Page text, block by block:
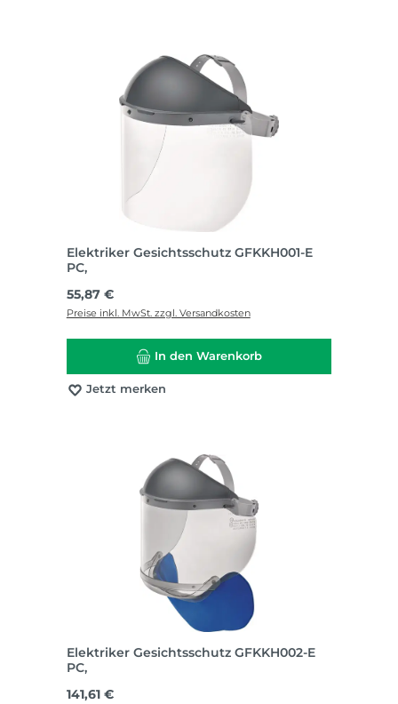
Elektriker Gesichtsschutz GFKKH001-E
PC,
Regulärer Preis:
55,87 €
Preise inkl. MwSt. zzgl. Versandkosten
In den Warenkorb
Jetzt merken
Elektriker Gesichtsschutz GFKKH002-E
PC,
Regulärer Preis:
141,61 €